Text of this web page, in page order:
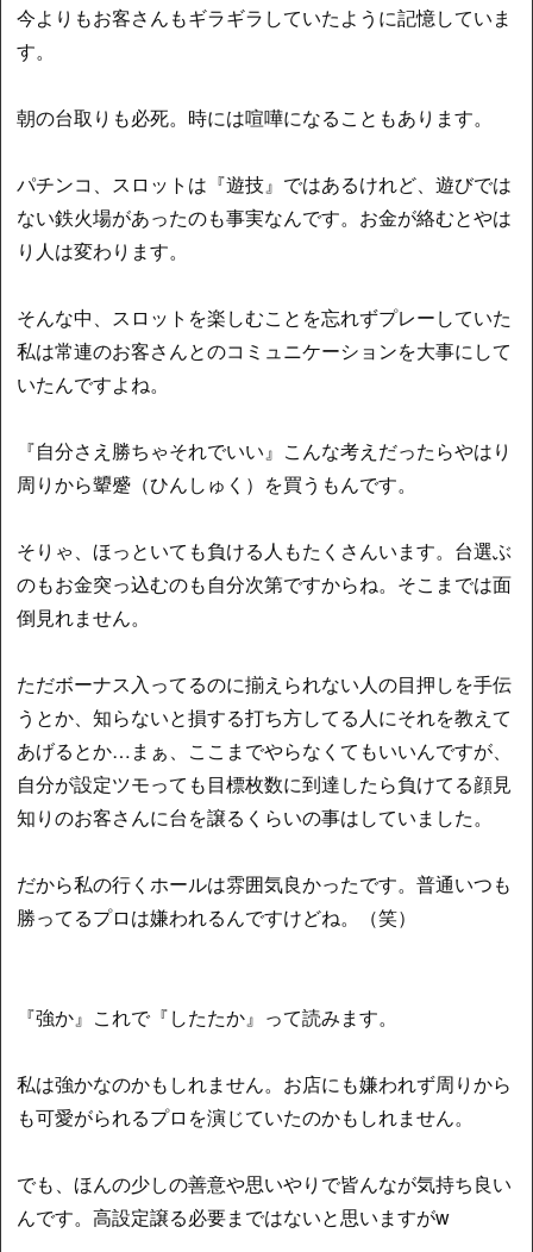
今よりもお客さんもギラギラしていたように記憶していま
す。
朝の台取りも必死。時には喧嘩になることもあります。
パチンコ、スロットは『遊技』ではあるけれど、遊びでは
ない鉄火場があったのも事実なんです。お金が絡むとやは
り人は変わります。
そんな中、スロットを楽しむことを忘れずプレーしていた
私は常連のお客さんとのコミュニケーションを大事にして
いたんですよね。
『自分さえ勝ちゃそれでいい』こんな考えだったらやはり
周りから顰蹙（ひんしゅく）を買うもんです。
そりゃ、ほっといても負ける人もたくさんいます。台選ぶ
のもお金突っ込むのも自分次第ですからね。そこまでは面
倒見れません。
ただボーナス入ってるのに揃えられない人の目押しを手伝
うとか、知らないと損する打ち方してる人にそれを教えて
あげるとか…まぁ、ここまでやらなくてもいいんですが、
自分が設定ツモっても目標枚数に到達したら負けてる顔見
知りのお客さんに台を譲るくらいの事はしていました。
だから私の行くホールは雰囲気良かったです。普通いつも
勝ってるプロは嫌われるんですけどね。（笑）
『強か』これで『したたか』って読みます。
私は強かなのかもしれません。お店にも嫌われず周りから
も可愛がられるプロを演じていたのかもしれません。
でも、ほんの少しの善意や思いやりで皆んなが気持ち良い
んです。高設定譲る必要まではないと思いますがw